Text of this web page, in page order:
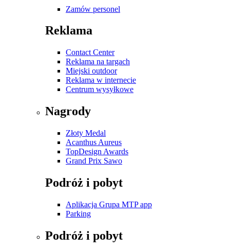
Zamów personel
Reklama
Contact Center
Reklama na targach
Miejski outdoor
Reklama w internecie
Centrum wysyłkowe
Nagrody
Złoty Medal
Acanthus Aureus
TopDesign Awards
Grand Prix Sawo
Podróż i pobyt
Aplikacja Grupa MTP app
Parking
Podróż i pobyt